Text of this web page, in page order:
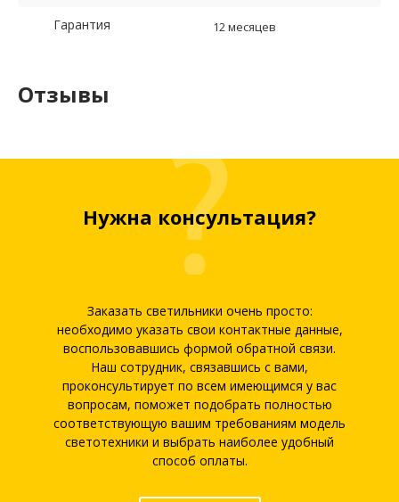
Гарантия 12 месяцев
Отзывы
Нужна консультация?
Заказать светильники очень просто:
необходимо указать свои контактные данные,
воспользовавшись формой обратной связи.
Наш сотрудник, связавшись с вами,
проконсультирует по всем имеющимся у вас
вопросам, поможет подобрать полностью
соответствующую вашим требованиям модель
светотехники и выбрать наиболее удобный
способ оплаты.